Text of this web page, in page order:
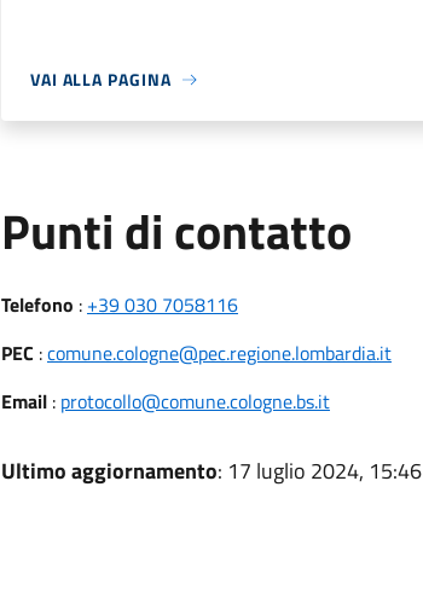
VAI ALLA PAGINA
Punti di contatto
Telefono : +39 030 7058116
PEC :comune.cologne@pec.regione.lombardia.it
Email: protocollo@comune.cologne.bs.it
Ultimo aggiornamento: 17 luglio 2024, 15:46